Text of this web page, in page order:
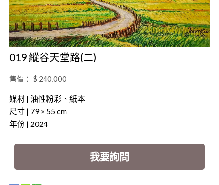
019 縱谷天堂路(二)
售價： $ 240,000
媒材 | 油性粉彩、紙本
尺寸 | 79 × 55 cm
年份 | 2024
我要詢問